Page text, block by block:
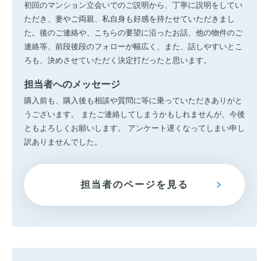
初回のマンション立会いでのご説明から、丁寧に説明をしてい
ただき、妻やご両親、私自身も好感を持たせていただきまし
た。後のご連絡や、こちらの要望に沿ったお話、他の物件のご
連絡等、前段後段のフォローが幅広く、また、話しやすいとこ
ろも、決めさせていただく決定打だったと思います。
担当者へのメッセージ
購入前も、購入後も相談や質問に等に乗っていただきありがと
うございます。 またご連絡してしまうかもしれませんが、今後
ともよろしくお願いします。 アンケート遅くなってしまい申し
訳ありませんでした。
担当者のページを見る